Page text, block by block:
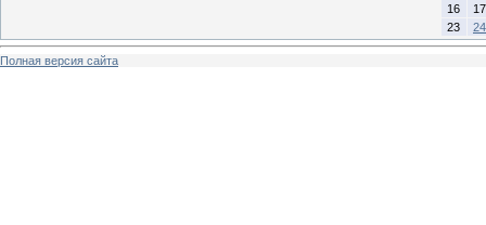
16
17
23
24
Полная версия сайта